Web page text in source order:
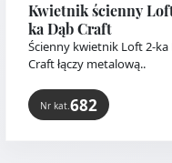
Kwietnik ścienny
ka Dąb Craft
Ścienny kwietnik Loft 2-ka
Craft łączy metalową..
Nr kat. 682